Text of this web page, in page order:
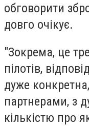
обговорити
довго очікує.
"Зокрема, це
пілотів,
дуже
партнерами, з
кількістю про